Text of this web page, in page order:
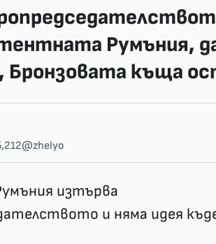
Румъния,
Бронзовата къща
@zhelyo
изтърва
и няма идея